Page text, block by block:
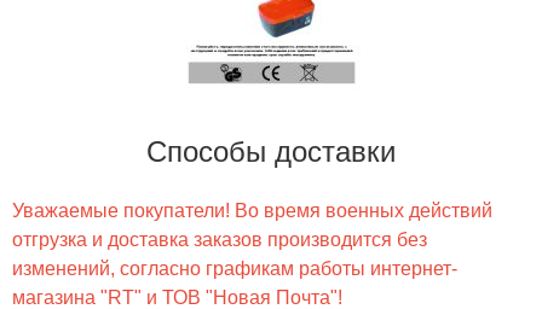
Способы доставки
Уважаемые покупатели! Во время военных действий
отгрузка и доставка заказов производится без
изменений, согласно графикам работы интернет-
магазина "RT" и ТОВ "Новая Почта"!